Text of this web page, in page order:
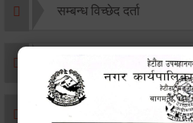
सम्बन्ध विच्छेद दर्ता
बसाइ-सराई जाने/आउने दर्ता
मृत्यू दर्ता